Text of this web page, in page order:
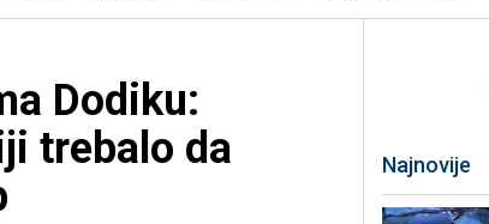
Dodiku:
trebalo da
Najnovije